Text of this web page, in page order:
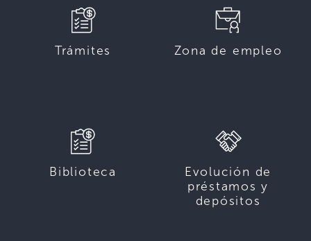
Trámites Zona de empleo
Biblioteca
Evolución de
préstamos y
depósitos